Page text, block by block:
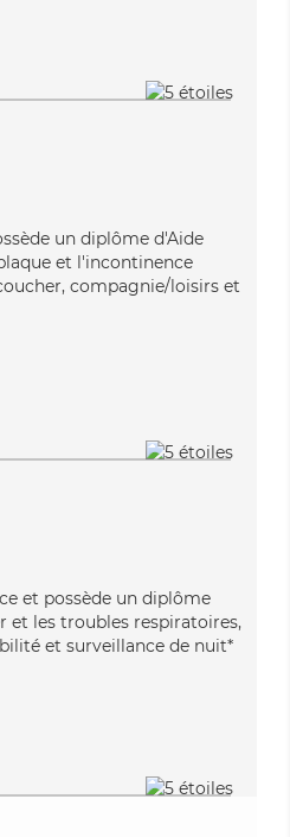
un diplôme d'Aide
et l'incontinence
compagnie/loisirs et
et possède un diplôme
et les troubles respiratoires,
et surveillance de nuit*